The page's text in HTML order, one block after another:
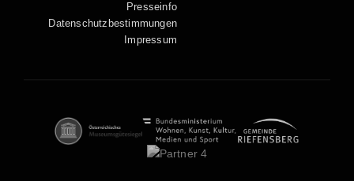
Presseinfo
Datenschutzbestimmungen
Impressum